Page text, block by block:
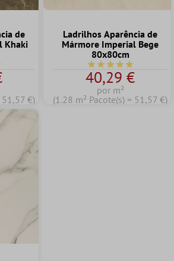
de
Khaki
média de 5 de 5 estrelas
51,57 €)
Ladrilhos Aparência de
Mármore Imperial Bege
80x80cm
Classificação média
40,29 €
por m²
(1.28 m² Pacote(s) = 51,57 €)